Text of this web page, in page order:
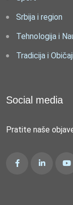
Srbija i region
Tehnologija i
Tradicija i Običaji
Social media
Pratite naše